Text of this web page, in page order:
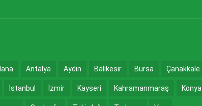
Antalya Aydın Balıkesir Bursa Çanakkale
İstanbul İzmir Kayseri Kahramanmaraş Konya